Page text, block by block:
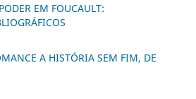
EM FOUCAULT:
A HISTÓRIA SEM FIM, DE